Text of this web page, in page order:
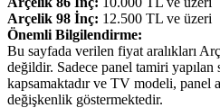
Arçelik 98 İnç: 12.500 TL ve üzeri
Önemli Bilgilendirme:
Bu sayfada verilen fiyat aralıkları
değildir. Sadece panel tamiri
kapsamaktadır ve TV modeli, panel
değişkenlik göstermektedir.